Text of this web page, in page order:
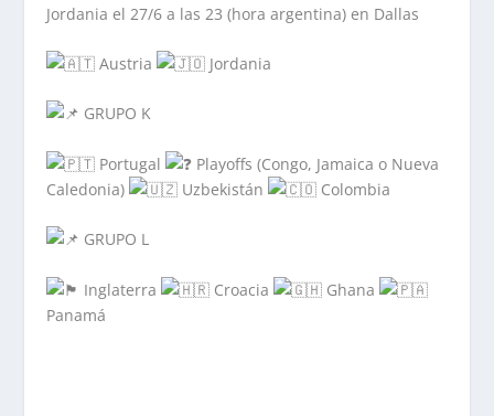
Jordania el 27/6 a las 23 (hora argentina) en Dallas
Austria Jordania
GRUPO K
Portugal
Playoffs (Congo, Jamaica o Nueva
Caledonia)
Uzbekistán Colombia
GRUPO L
Inglaterra Croacia
Ghana
Panamá